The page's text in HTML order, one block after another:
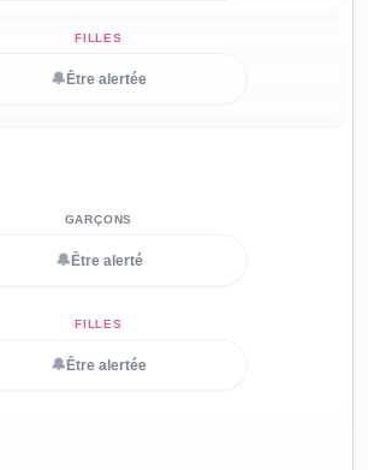
🔔 Être alertée
🔔 Être alerté
🔔 Être alertée